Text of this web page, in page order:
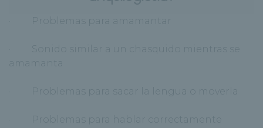
· Problemas para amamantar
· Sonido similar a un chasquido mientras se
amamanta
· Problemas para sacar la lengua o moverla
· Problemas para hablar correctamente